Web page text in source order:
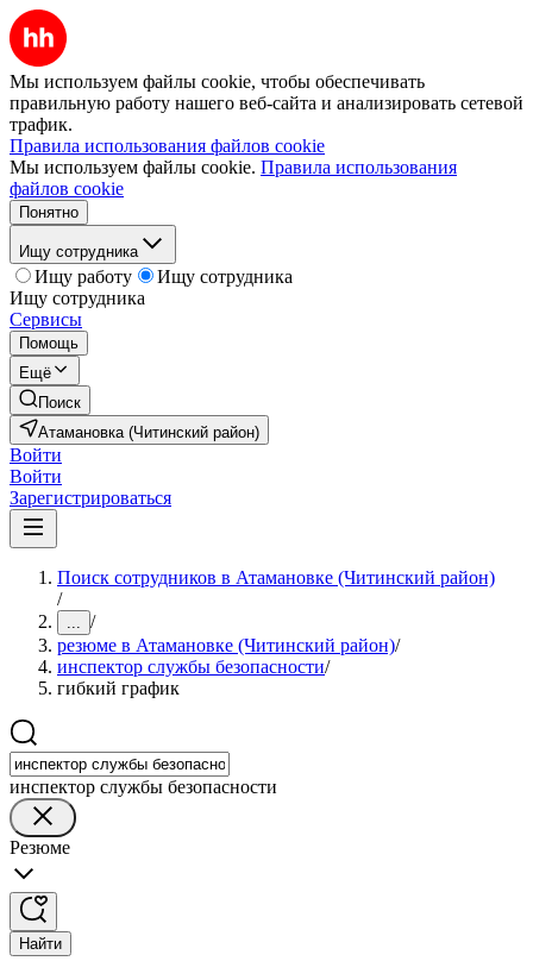
Мы используем файлы cookie, чтобы обеспечивать
правильную работу нашего веб-сайта и анализировать сетевой
трафик.
Правила использования файлов cookie
Мы используем файлы cookie. Правила использования
файлов cookie
Понятно
Ищу сотрудника
Ищу работу
Ищу сотрудника
Ищу сотрудника
Сервисы
Помощь
Ещё
Поиск
Атамановка (Читинский район)
Войти
Войти
Зарегистрироваться
Поиск сотрудников в Атамановке (Читинский район)
/
... /
резюме в Атамановке (Читинский район)/
инспектор службы безопасности/
гибкий график
инспектор службы безопасности
Резюме
Найти